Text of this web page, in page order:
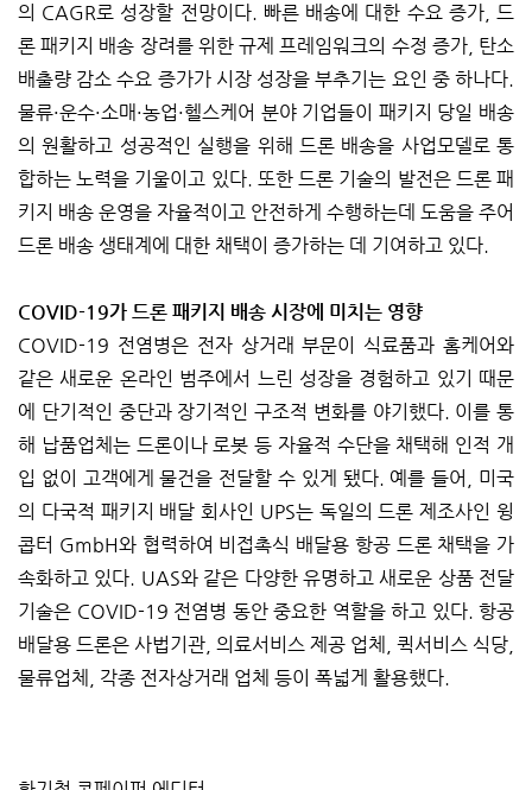
의 CAGR로 성장할 전망이다. 빠른 배송에 대한 수요 증가, 드
론 패키지 배송 장려를 위한 규제 프레임워크의 수정 증가, 탄소
배출량 감소 수요 증가가 시장 성장을 부추기는 요인 중 하나다.
물류·운수·소매·농업·헬스케어 분야 기업들이 패키지 당일 배송
의 원활하고 성공적인 실행을 위해 드론 배송을 사업모델로 통
합하는 노력을 기울이고 있다. 또한 드론 기술의 발전은 드론 패
키지 배송 운영을 자율적이고 안전하게 수행하는데 도움을 주어
드론 배송 생태계에 대한 채택이 증가하는 데 기여하고 있다.
COVID-19가 드론 패키지 배송 시장에 미치는 영향
COVID-19 전염병은 전자 상거래 부문이 식료품과 홈케어와
같은 새로운 온라인 범주에서 느린 성장을 경험하고 있기 때문
에 단기적인 중단과 장기적인 구조적 변화를 야기했다. 이를 통
해 납품업체는 드론이나 로봇 등 자율적 수단을 채택해 인적 개
입 없이 고객에게 물건을 전달할 수 있게 됐다. 예를 들어, 미국
의 다국적 패키지 배달 회사인 UPS는 독일의 드론 제조사인 윙
콥터 GmbH와 협력하여 비접촉식 배달용 항공 드론 채택을 가
속화하고 있다. UAS와 같은 다양한 유명하고 새로운 상품 전달
기술은 COVID-19 전염병 동안 중요한 역할을 하고 있다. 항공
배달용 드론은 사법기관, 의료서비스 제공 업체, 퀵서비스 식당,
물류업체, 각종 전자상거래 업체 등이 폭넓게 활용했다.